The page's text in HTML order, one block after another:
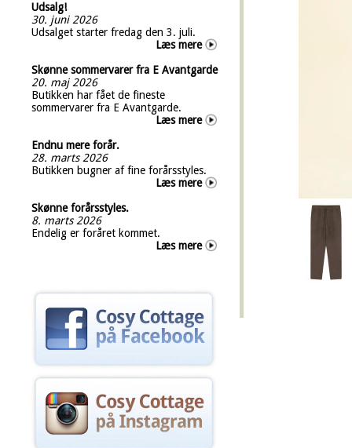
Udsalg!
30. juni 2026
Udsalget starter fredag den 3. juli.
Læs mere
Skønne sommervarer fra E Avantgarde
20. maj 2026
Butikken har fået de fineste
sommervarer fra E Avantgarde.
Læs mere
Endnu mere forår.
28. marts 2026
Butikken bugner af fine forårsstyles.
Læs mere
Skønne forårsstyles.
8. marts 2026
Endelig er foråret kommet.
Læs mere